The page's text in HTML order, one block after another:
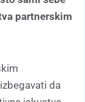
partnerskim
da